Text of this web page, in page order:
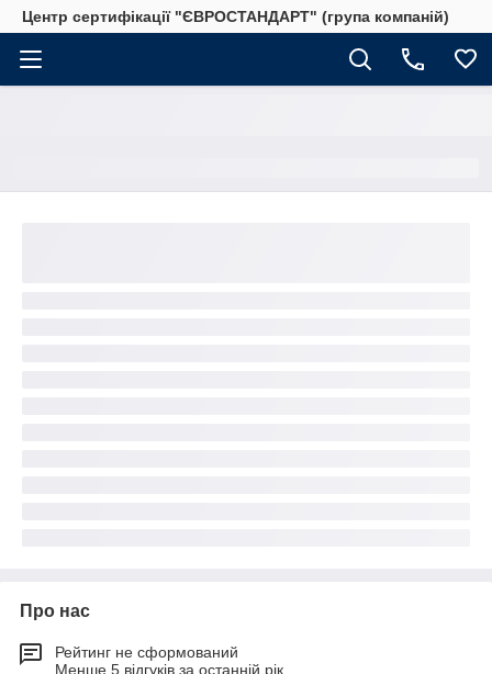
Центр сертифікації "ЄВРОСТАНДАРТ" (група компаній)
Про нас
Рейтинг не сформований
Менше 5 відгуків за останній рік